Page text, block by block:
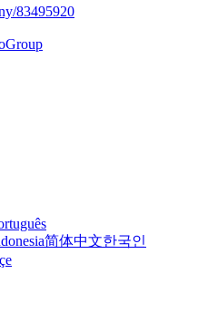
83495920
简体中文한국인